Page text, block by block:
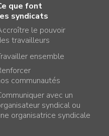
que font
syndicats
le pouvoir
travailleurs
ensemble
communautés
avec un
syndical ou
organisatrice syndicale